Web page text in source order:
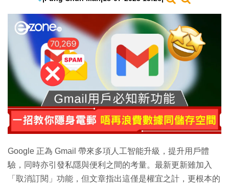
Google 正為 Gmail 帶來多項人工智能升級，提升用戶體
驗，同時亦引發私隱與便利之間的考量。最新更新雖加入
「取消訂閱」功能，但文章指出這僅是權宜之計，更根本的